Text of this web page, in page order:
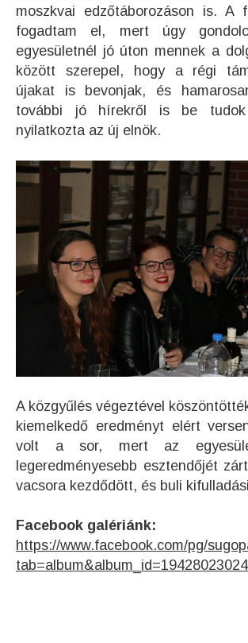
moszkvai edzőtáborozáson is. A
fogadtam el, mert úgy
egyesületnél jó úton mennek a
között szerepel, hogy a régi
újakat is bevonjak, és
további jó hírekről is be
nyilatkozta az új elnök.
A közgyűlés végeztével
kiemelkedő eredményt elért
volt a sor, mert az
legeredményesebb esztendőjét
vacsora kezdődött, és buli
Facebook galériánk:
https://www.facebook.com/pg/